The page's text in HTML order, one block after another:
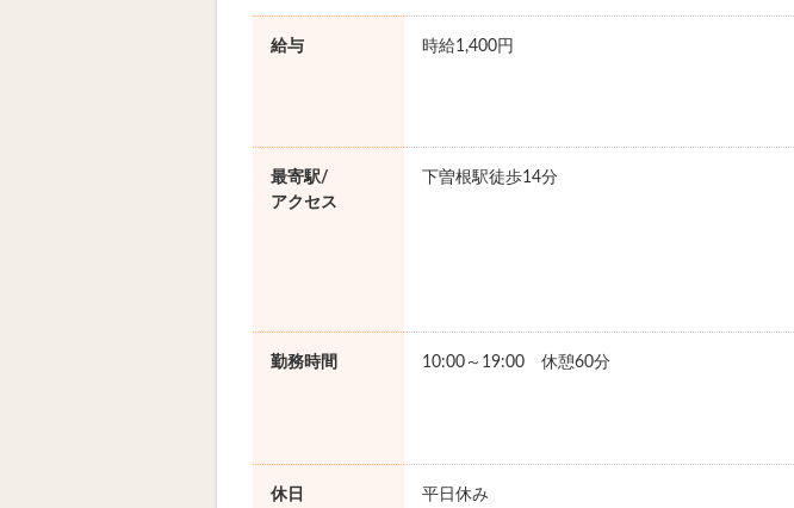
給与 時給1,400円
最寄駅/
アクセス
下曽根駅徒歩14分
勤務時間 10:00～19:00 休憩60分
休日 平日休み